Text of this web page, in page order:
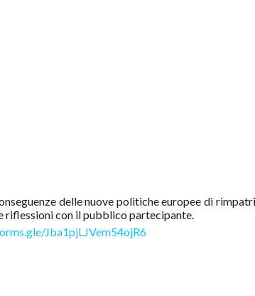
delle nuove politiche europee di
riflessioni con il pubblico partecipante.
Jba1pjLJVem54ojR6